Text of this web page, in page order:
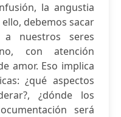
la angustia
debemos sacar
nuestros seres
con atención
amor. Eso implica
¿qué aspectos
¿dónde los
será